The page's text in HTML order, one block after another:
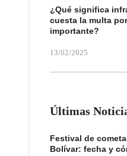
¿Qué significa
cuesta la multa
importante?
13/02/2025
Últimas
Festival de
Bolívar: fecha y